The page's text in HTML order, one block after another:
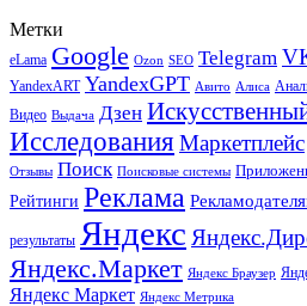
Метки
eLama Google Ozon SEO Telegram
YandexART YandexGPT Авито Алиса
Видео Выдача Дзен
Исследования Маркетплейс
Отзывы Поиск Поисковые системы
Рейтинги Реклама
результаты Яндекс
Яндекс.Маркет Яндекс Браузер
Яндекс Маркет Яндекс Метрика